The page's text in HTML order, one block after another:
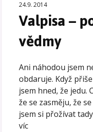
24.9. 2014
Valpisa –
vědmy
Ani náhodou jsem
obdaruje. Když
jsem hned, že jedu.
že se zasměju, že
jsem si přožívat
víc